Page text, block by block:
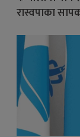
रास्वपाका